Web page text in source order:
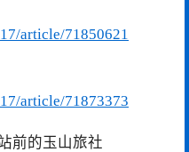
article/71850621
article/71873373
前的玉山旅社